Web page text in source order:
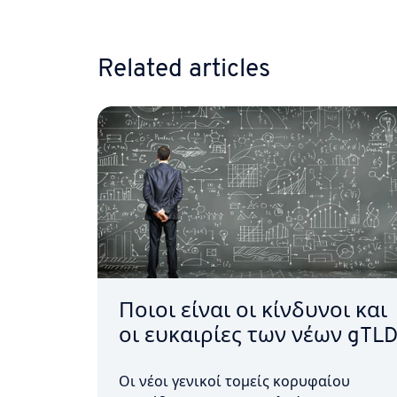
Related articles
Ποιοι είναι οι κίνδυνοι και
οι ευκαιρίες των νέων
Οι νέοι γενικοί τομείς κορυφαίου